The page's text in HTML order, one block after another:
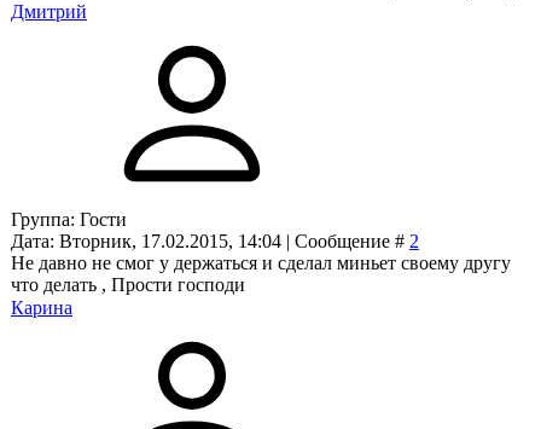
Дмитрий
Группа: Гости
Дата: Вторник, 17.02.2015, 14:04 | Сообщение # 2
Не давно не смог у держаться и сделал миньет своему другу
что делать , Прости господи
Карина